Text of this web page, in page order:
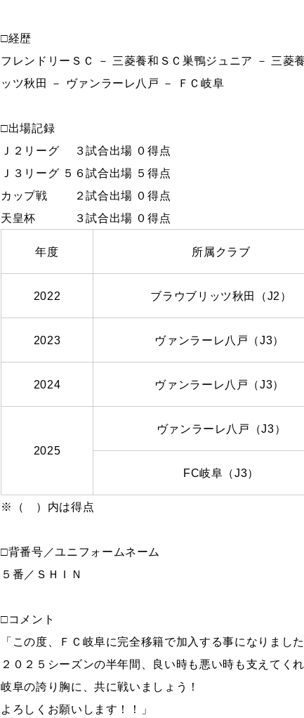
□経歴
フレンドリーＳＣ － 三菱養和ＳＣ巣鴨ジュニア － 三菱
ッツ秋田 － ヴァンラーレ八戸 － ＦＣ岐阜
□出場記録
Ｊ２リーグ ３試合出場 ０得点
Ｊ３リーグ ５６試合出場 ５得点
カップ戦 ２試合出場 ０得点
天皇杯 ３試合出場 ０得点
年度 所属クラブ
2022 ブラウブリッツ秋田（J2 ）
2023 ヴァンラーレ八戸（J3）
2024 ヴァンラーレ八戸（J3）
2025
ヴァンラーレ八戸（J3）
FC岐阜（J3）
※（ ）内は得点
□背番号／ユニフォームネーム
５番／ＳＨＩＮ
□コメント
「この度、ＦＣ岐阜に完全移籍で加入する事になりました
２０２５シーズンの半年間、良い時も悪い時も支えてく
岐阜の誇り胸に、共に戦いましょう！
よろしくお願いします！！」